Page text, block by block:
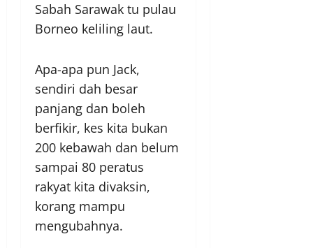
Sabah Sarawak tu pulau
Borneo keliling laut.
Apa-apa pun Jack,
sendiri dah besar
panjang dan boleh
berfikir, kes kita bukan
200 kebawah dan belum
sampai 80 peratus
rakyat kita divaksin,
korang mampu
mengubahnya.